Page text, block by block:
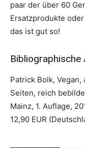
paar der über 60
Ersatzprodukte
das ist gut so!
Bibliographische
Patrick Bolk,
Seiten, reich
Mainz, 1. Auflage,
12,90 EUR